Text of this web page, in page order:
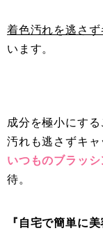
着色汚れを逃さ
います。
成分を極小にす
汚れも逃さずキャ
いつものブラッ
待。
『自宅で簡単に